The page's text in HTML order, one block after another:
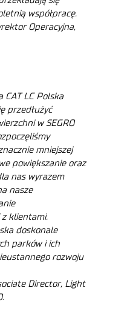
współpracę.
Operacyjna,
LC Polska
przedłużyć
w SEGRO
mniejszej
powiększanie oraz
nas wyrazem
nasze
klientami.
doskonale
parków i ich
rozwoju
Director, Light